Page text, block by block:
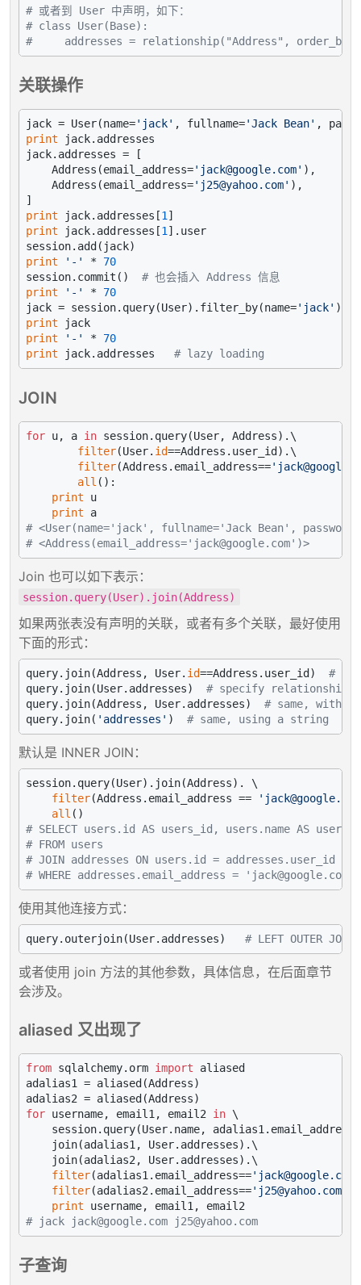
# 或者到 User 中声明，如下：
# class User(Base):
#     addresses = relationship("Address",
关联操作
jack = User(name='jack' , fullname='Jack Bean' ,
print jack.addresses
jack.addresses = [
    Address(email_address=
'jack@google.com' ),
    Address(email_address=
'j25@yahoo.com' ),
print jack.addresses[1
print jack.addresses[1].user
print
'-' * 70
session.commit() # 也会插入 Address 信息
print
'-' * 70
jack = session.query(User).filter_by(name='jack'
print
print
'-' * 70
print jack.addresses # lazy loading
JOIN
for u, a in session.query(User, Address).\
filter(User. id==Address.user_id).\
filter(Address.email_address==
all ():
print u
print
# <User(name='jack', fullname='Jack Bean',
# <Address(email_address='jack@google.com')>
Join 也可以如下表示：
session.query(User).join(Address)
如果两张表没有声明的关联，或者有多个关联，最好使用
下面的形式：
query.join(Address, User. id==Address.user_id) #
query.join(User.addresses) # specify relationship
query.join(Address, User.addresses) # same, with
query.join( 'addresses' ) # same, using a string
默认是 INNER JOIN：
session.query(User).join(Address). \
filter(Address.email_address ==
all
# SELECT users.id AS users_id, users.name AS
# FROM users
# JOIN addresses ON users.id = addresses.user_id
# WHERE addresses.email_address = 'jack@google.com'
使用其他连接方式：
query.outerjoin(User.addresses) # LEFT OUTER JOIN
或者使用 join 方法的其他参数，具体信息，在后面章节
会涉及。
aliased 又出现了
from sqlalchemy.orm import aliased
adalias1 = aliased(Address)
for username, email1, email2 in \
session.query(User.name,
    join(adalias1, User.addresses).\
    join(adalias2, User.addresses).\
filter(adalias1.email_address=='jack@google.com'
filter(adalias2.email_address=='j25@yahoo.com'
print
# jack jack@google.com j25@yahoo.com
子查询